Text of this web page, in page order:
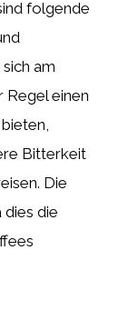
folgende
am
Regel einen
Bitterkeit
Die
dies die